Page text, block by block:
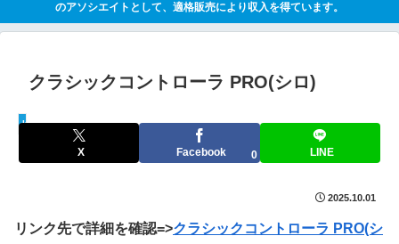
のアソシエイトとして、適格販売により収入を得ています。
クラシックコントローラ PRO(シロ)
keepaトラッキング
X Facebook 0 LINE
2025.10.01
リンク先で詳細を確認=>クラシックコントローラ PRO(シ